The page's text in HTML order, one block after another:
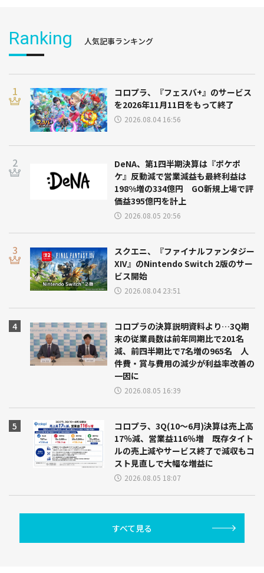
Ranking 人気記事ランキング
コロプラ、『フェスバ+』のサービス
を2026年11月11日をもって終了
2026.08.04 16:56
DeNA、第1四半期決算は『ポケポ
ケ』反動減で営業減益も最終利益は
198%増の334億円 GO新規上場で評
価益395億円を計上
2026.08.05 20:56
スクエニ、『ファイナルファンタジー
XIV』のNintendo Switch 2版のサー
ビス開始
2026.08.04 23:51
コロプラの決算説明資料より…3Q期
末の従業員数は前年同期比で201名
減、前四半期比で7名増の965名 人
件費・賞与費用の減少が利益率改善の
一因に
2026.08.05 16:39
コロプラ、3Q(10～6月)決算は売上高
17％減、営業益116％増 既存タイト
ルの売上減やサービス終了で減収もコ
スト見直しで大幅な増益に
2026.08.05 18:07
すべて見る